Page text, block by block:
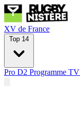
XV de France
Top 14
Pro D2 Programme TV